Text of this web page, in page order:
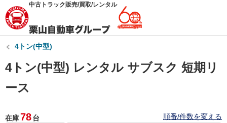
中古トラック販売/買取/レンタル
4トン(中型)
4トン(中型) レンタル サブスク 短期リ
ース
在庫78台 順番/件数を変える